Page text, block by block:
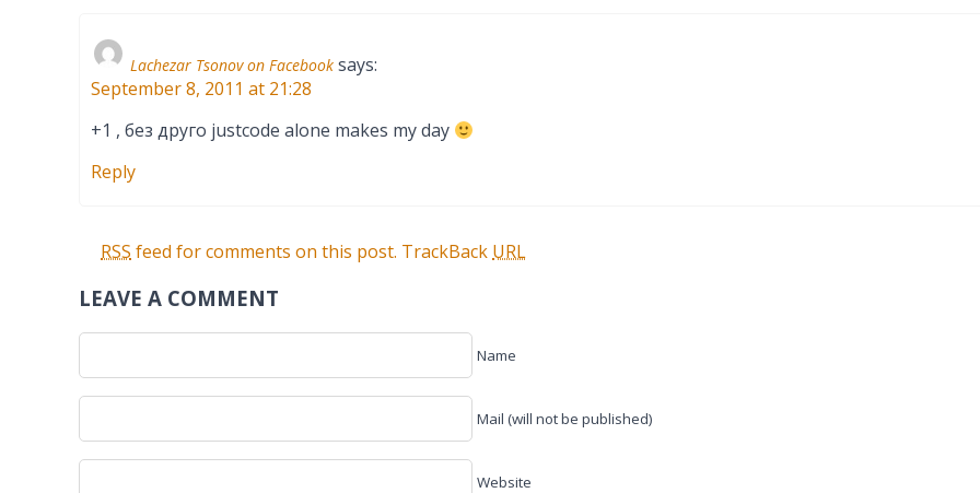
Lachezar Tsonov on Facebook says:
September 8, 2011 at 21:28
+1 , без друго justcode alone makes my day
Reply
RSS feed for comments on this post. TrackBack URL
LEAVE A COMMENT
Name
Mail (will not be published)
Website